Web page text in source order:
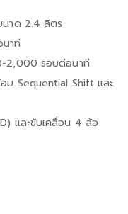
นาด 2.4 ลิตร
าที
2,000 รอบต่อนาที
ม Sequential Shift และ
และขับเคลื่อน 4 ล้อ